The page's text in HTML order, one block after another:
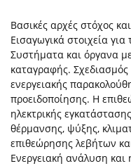
Βασικές αρχές στόχος
Εισαγωγικά στοιχεία
Συστήματα και όργανα
καταγραφής.
ενεργειακής
προειδοποίησης. Η
ηλεκτρικής
θέρμανσης, ψύξης,
επιθεώρησης λεβήτων
Ενεργειακή ανάλυση και